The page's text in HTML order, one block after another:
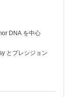
DNA を中心
とプレシジョン